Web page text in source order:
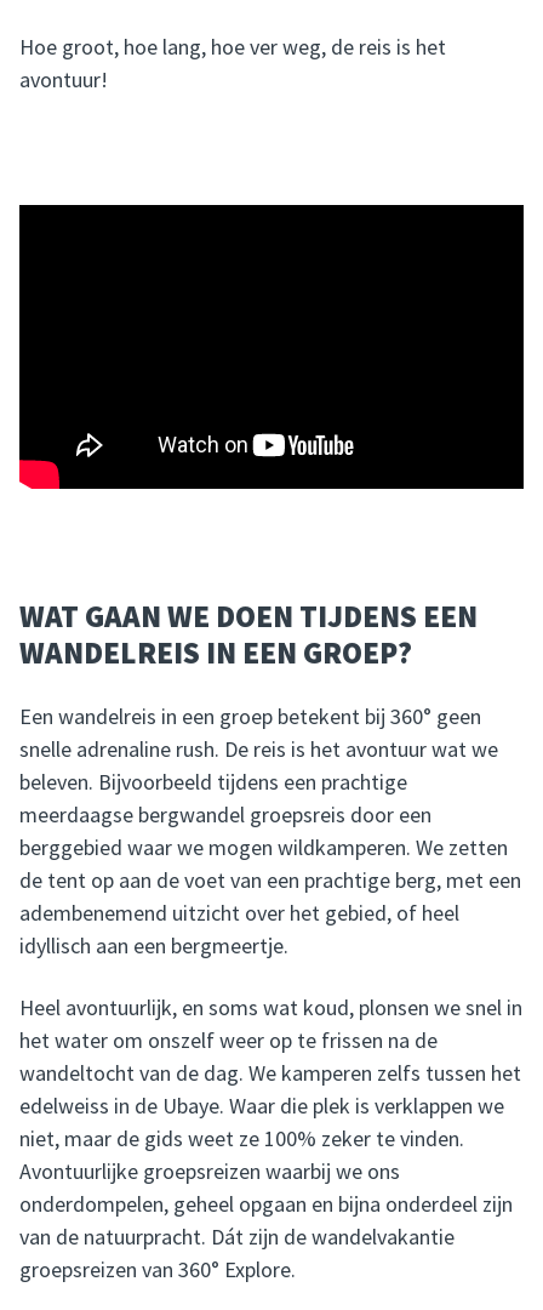
Hoe groot, hoe lang, hoe ver weg, de reis is het
avontuur!
WAT GAAN WE DOEN TIJDENS EEN
WANDELREIS IN EEN GROEP?
Een wandelreis in een groep betekent bij 360° geen
snelle adrenaline rush. De reis is het avontuur wat we
beleven. Bijvoorbeeld tijdens een prachtige
meerdaagse bergwandel groepsreis door een
berggebied waar we mogen wildkamperen. We zetten
de tent op aan de voet van een prachtige berg, met een
adembenemend uitzicht over het gebied, of heel
idyllisch aan een bergmeertje.
Heel avontuurlijk, en soms wat koud, plonsen we snel in
het water om onszelf weer op te frissen na de
wandeltocht van de dag. We kamperen zelfs tussen het
edelweiss in de Ubaye. Waar die plek is verklappen we
niet, maar de gids weet ze 100% zeker te vinden.
Avontuurlijke groepsreizen waarbij we ons
onderdompelen, geheel opgaan en bijna onderdeel zijn
van de natuurpracht. Dát zijn de wandelvakantie
groepsreizen van 360° Explore.